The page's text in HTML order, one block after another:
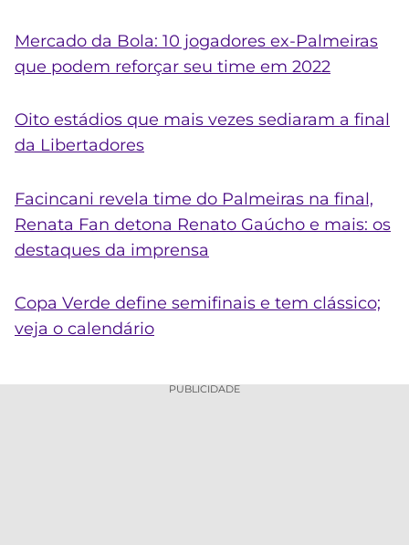
Mercado da Bola: 10 jogadores ex-Palmeiras
que podem reforçar seu time em 2022
Oito estádios que mais vezes sediaram a final
da Libertadores
Facincani revela time do Palmeiras na final,
Renata Fan detona Renato Gaúcho e mais: os
destaques da imprensa
Copa Verde define semifinais e tem clássico;
veja o calendário
PUBLICIDADE